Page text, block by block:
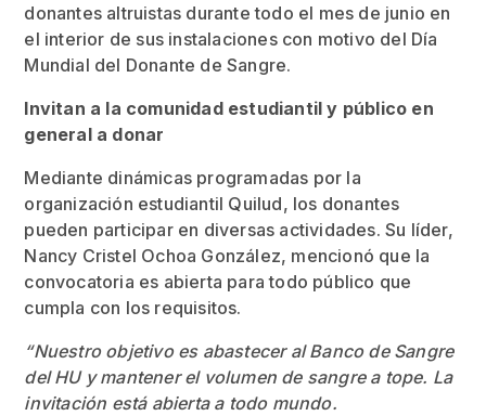
donantes altruistas durante todo el mes de junio en
el interior de sus instalaciones con motivo del Día
Mundial del Donante de Sangre.
Invitan a la comunidad estudiantil y público en
general a donar
Mediante dinámicas programadas por la
organización estudiantil Quilud, los donantes
pueden participar en diversas actividades. Su líder,
Nancy Cristel Ochoa González, mencionó que la
convocatoria es abierta para todo público que
cumpla con los requisitos.
“Nuestro objetivo es abastecer al Banco de Sangre
del HU y mantener el volumen de sangre a tope. La
invitación está abierta a todo mundo.